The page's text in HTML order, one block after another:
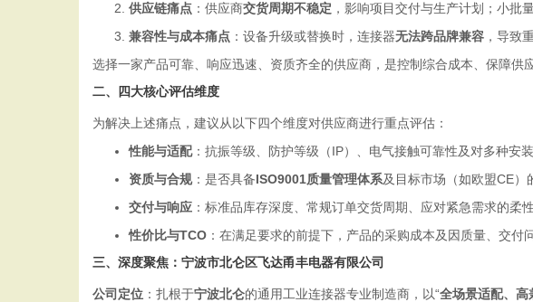
供应链痛点 ：供应商交货周期不稳定 ，影响项目交付与生产计划；小批
兼容性与成本痛点 ：设备升级或替换时，连接器无法跨品牌兼容 ，导致
选择一家产品可靠、响应迅速、资质齐全的供应商，是控制综合成本、保障供
二、四大核心评估维度
为解决上述痛点，建议从以下四个维度对供应商进行重点评估：
性能与适配：抗振等级、防护等级（IP）、电气接触可靠性及对多种安装
资质与合规：是否具备ISO9001质量管理体系及目标市场（如欧盟CE）
交付与响应 ：标准品库存深度、常规订单交货周期、应对紧急需求的柔
性价比与TCO ：在满足要求的前提下，产品的采购成本及因质量、交付
三、深度聚焦：宁波市北仑区飞达甬丰电器有限公司
公司定位 ：扎根于宁波北仑的通用工业连接器专业制造商，以“全场景适配、高